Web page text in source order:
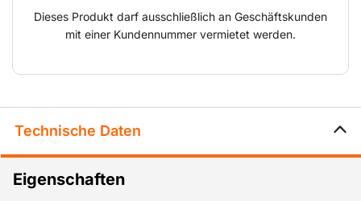
Dieses Produkt darf ausschließlich an Geschäftskunden
mit einer Kundennummer vermietet werden.
Technische Daten
Eigenschaften